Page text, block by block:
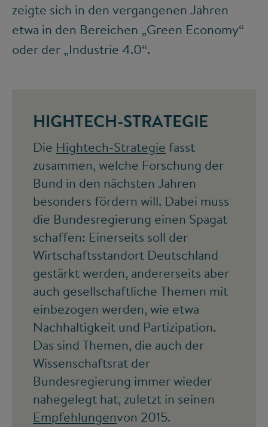
zeigte sich in den vergangenen Jahren
etwa in den Bereichen „Green Economy“
oder der „Industrie 4.0“.
HIGHTECH-STRATEGIE
Die Hightech-Strategie fasst
zusammen, welche Forschung der
Bund in den nächsten Jahren
besonders fördern will. Dabei muss
die Bundesregierung einen Spagat
schaffen: Einerseits soll der
Wirtschaftsstandort Deutschland
gestärkt werden, andererseits aber
auch gesellschaftliche Themen mit
einbezogen werden, wie etwa
Nachhaltigkeit und Partizipation.
Das sind Themen, die auch der
Wissenschaftsrat der
Bundesregierung immer wieder
nahegelegt hat, zuletzt in seinen
Empfehlungenvon 2015.